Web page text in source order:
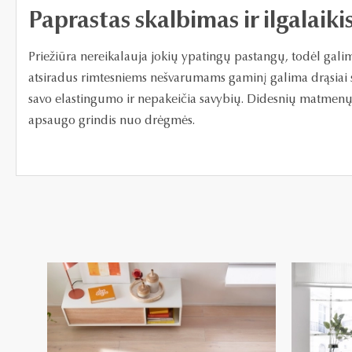
Paprastas skalbimas ir
Priežiūra nereikalauja jokių ypatingų pastangų, todėl
atsiradus rimtesniems nešvarumams gaminį galima
savo elastingumo ir nepakeičia savybių. Didesnių
apsaugo grindis nuo drėgmės.